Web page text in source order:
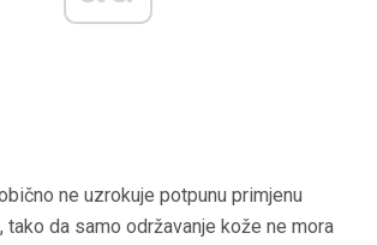
ne uzrokuje potpunu primjenu
tako da samo održavanje kože ne mora